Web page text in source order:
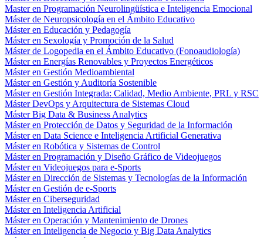
Master en Programación Neurolingüística e Inteligencia Emocional
Máster de Neuropsicología en el Ámbito Educativo
Máster en Educación y Pedagogía
Máster en Sexología y Promoción de la Salud
Máster de Logopedia en el Ámbito Educativo (Fonoaudiología)
Máster en Energías Renovables y Proyectos Energéticos
Máster en Gestión Medioambiental
Máster en Gestión y Auditoría Sostenible
Máster en Gestión Integrada: Calidad, Medio Ambiente, PRL y RSC
Máster DevOps y Arquitectura de Sistemas Cloud
Máster Big Data & Business Analytics
Máster en Protección de Datos y Seguridad de la Información
Máster en Data Science e Inteligencia Artificial Generativa
Máster en Robótica y Sistemas de Control
Máster en Programación y Diseño Gráfico de Videojuegos
Máster en Videojuegos para e-Sports
Máster en Dirección de Sistemas y Tecnologías de la Información
Máster en Gestión de e-Sports
Máster en Ciberseguridad
Máster en Inteligencia Artificial
Máster en Operación y Mantenimiento de Drones
Máster en Inteligencia de Negocio y Big Data Analytics